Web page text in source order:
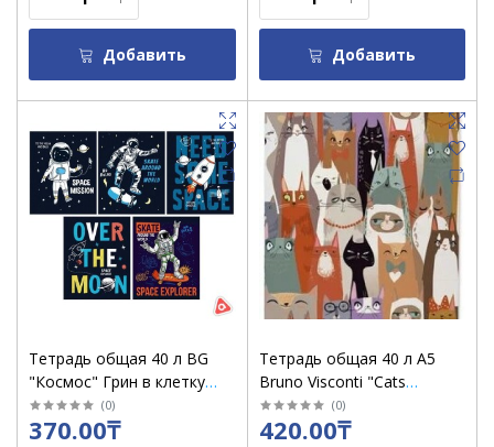
Добавить Добавить
Тетрадь общая 40 л BG
"Космос" Грин в клетку
/10289/5 (0)
370.00₸
Тетрадь общая 40 л А5
Bruno Visconti "Cats
company" клетка бежевая
/ 7-40-001/76
(0)
420.00₸